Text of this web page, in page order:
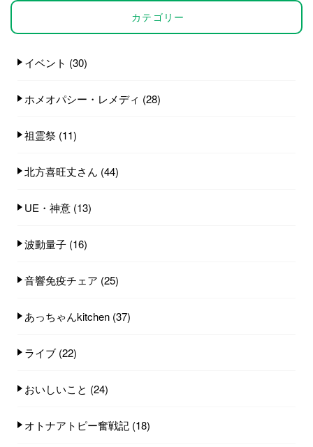
カテゴリー
イベント (30)
ホメオパシー・レメディ (28)
祖霊祭 (11)
北方喜旺丈さん (44)
UE・神意 (13)
波動量子 (16)
音響免疫チェア (25)
あっちゃんkitchen (37)
ライブ (22)
おいしいこと (24)
オトナアトピー奮戦記 (18)